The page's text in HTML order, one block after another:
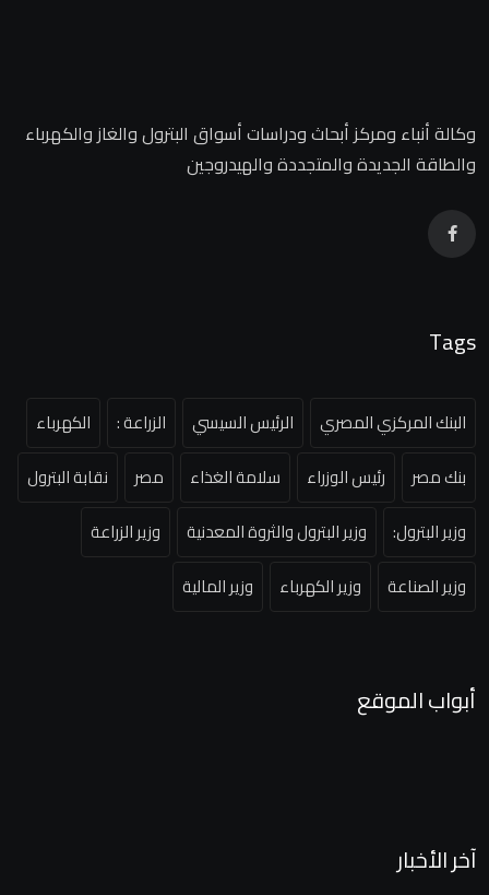
وكالة أنباء ومركز أبحاث ودراسات أسواق البترول والغاز والكهرباء
والطاقة الجديدة والمتجددة والهيدروجين
Tags
البنك المركزي المصري الرئيس السيسي الزراعة :
الكهرباء
بنك مصر
رئيس الوزراء سلامة الغذاء مصر
نقابة البترول
وزير البترول:
وزير البترول والثروة المعدنية
وزير الزراعة
وزير الصناعة
وزير الكهرباء وزير المالية
أبواب الموقع
آخر الأخبار